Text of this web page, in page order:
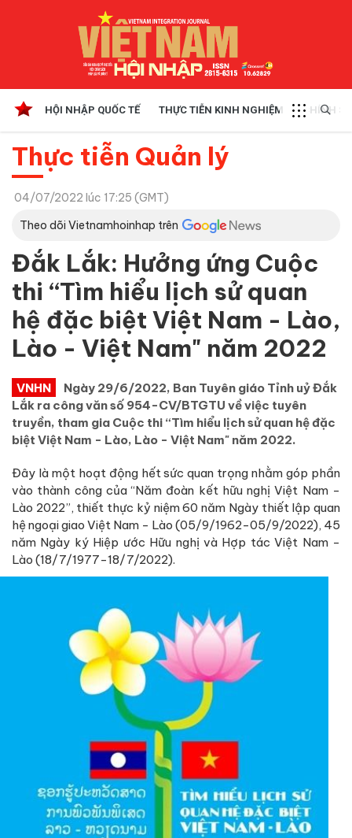
HỘI NHẬP QUỐC TẾ THỰC TIỄN KINH NGHIỆM CHÍNH
Thực tiễn Quản lý
04/07/2022 lúc 17:25 (GMT)
Theo dõi Vietnamhoinhap trên
Đắk Lắk: Hưởng ứng Cuộc
thi “Tìm hiểu lịch sử quan
hệ đặc biệt Việt Nam - Lào,
Lào - Việt Nam" năm 2022
VNHN
Ngày 29/6/2022, Ban Tuyên giáo Tỉnh uỷ Đắk
Lắk ra công văn số 954-CV/BTGTU về việc tuyên
truyền, tham gia Cuộc thi “Tìm hiểu lịch sử quan hệ đặc
biệt Việt Nam - Lào, Lào - Việt Nam" năm 2022.
Đây là một hoạt động hết sức quan trọng nhằm góp phần
vào thành công của “Năm đoàn kết hữu nghị Việt Nam -
Lào 2022”, thiết thực kỷ niệm 60 năm Ngày thiết lập quan
hệ ngoại giao Việt Nam - Lào (05/9/1962-05/9/2022), 45
năm Ngày ký Hiệp ước Hữu nghị và Hợp tác Việt Nam -
Lào (18/7/1977-18/7/2022).